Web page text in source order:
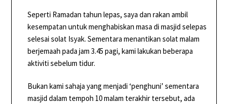
Seperti Ramadan tahun lepas, saya dan rakan ambil
kesempatan untuk menghabiskan masa di masjid selepas
selesai solat Isyak. Sementara menantikan solat malam
berjemaah pada jam 3.45 pagi, kami lakukan beberapa
aktiviti sebelum tidur.
Bukan kami sahaja yang menjadi ‘penghuni’ sementara
masjid dalam tempoh 10 malam terakhir tersebut, ada